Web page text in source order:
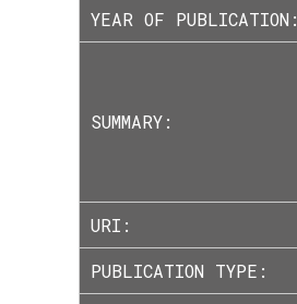
YEAR OF PUBLICATION:
SUMMARY:
URI:
PUBLICATION TYPE: